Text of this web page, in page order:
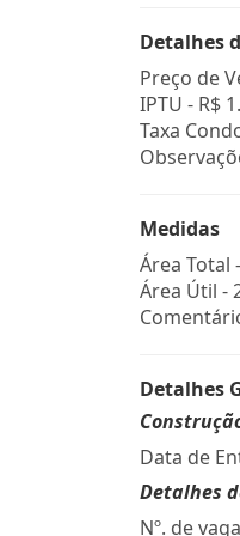
Detalhes
Preço de
IPTU - R$
Taxa
Medidas
Área Total
Área Útil -
Detalhes
Data de
Detalhes
Nº. de